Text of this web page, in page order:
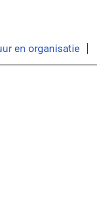
en organisatie